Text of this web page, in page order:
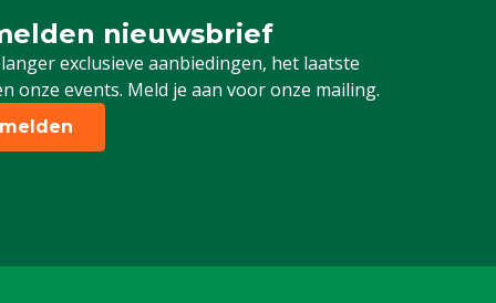
nieuwsbrief
exclusieve aanbiedingen, het laatste
onze events. Meld je aan voor onze mailing.
in voor onze nieuwsbrief